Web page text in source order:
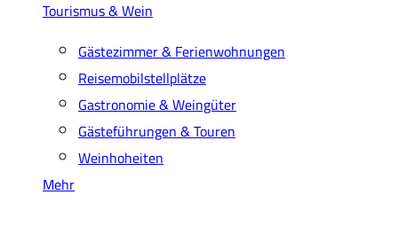
Tourismus & Wein
Gästezimmer & Ferienwohnungen
Reisemobilstellplätze
Gastronomie & Weingüter
Gästeführungen & Touren
Weinhoheiten
Mehr